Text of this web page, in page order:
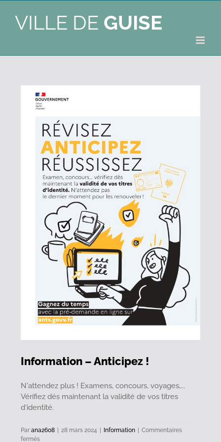
VILLE DE GUISE
Information – Anticipez !
N'attendez plus ! Examens, concours, voyages,...
Vérifiez dés maintenant la validité de vos titres
d'identité.
Par ana2608 28 mars 2024 Information
Commentaires
ferméssur